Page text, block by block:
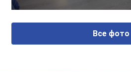
Все фото